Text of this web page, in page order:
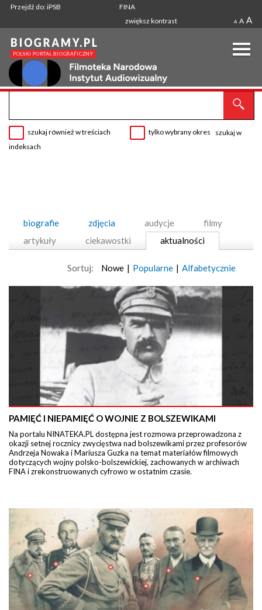
Przejdź do: iPSB
FINA
zwiększ kontrast
A A A
szukaj również w treściach tylko wybrany okres
szukaj w
indeksach
biografie zdjęcia audycje
filmy
artykuły
ciekawostki aktualności
Sortuj: Nowe | Popularne | Alfabetycznie
PAMIĘĆ I NIEPAMIĘĆ O WOJNIE Z BOLSZEWIKAMI
Na portalu NINATEKA.PL dostępna jest rozmowa przeprowadzona z
okazji setnej rocznicy zwycięstwa nad bolszewikami przez profesorów
Andrzeja Nowaka i Mariusza Guzka na temat materiałów filmowych
dotyczących wojny polsko-bolszewickiej, zachowanych w archiwach
FINA i zrekonstruowanych cyfrowo w ostatnim czasie.